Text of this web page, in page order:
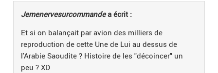
Jemenervesurcommandea écrit :
Et si on balançait par avion des milliers de
reproduction de cette Une de Lui au dessus de
l'Arabie Saoudite ? Histoire de les "décoincer" un
peu ? XD